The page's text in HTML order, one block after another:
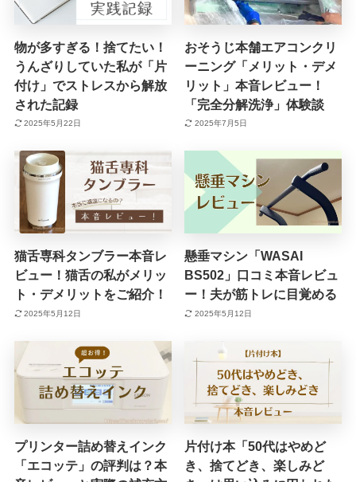
物が多すぎる！捨てたい！
うんざりしていた私が「片
付け」でストレスから解放
された記録
2025年5月22日
おそうじ本舗エアコンクリ
ーニング「メリット・デメ
リット」本音レビュー！
「完全分解洗浄」体験談
2025年7月5日
猫舌専科タンブラー本音レ
ビュー！猫舌の私がメリッ
ト・デメリットをご紹介！
2025年5月12日
懸垂マシン「WASAI
BS502」口コミ本音レビュ
ー！夫が筋トレに目覚める
2025年5月12日
プリンター詰め替えインク
「エコッテ」の評判は？本
片付け本「50代はやめど
き、捨てどき、楽しみど